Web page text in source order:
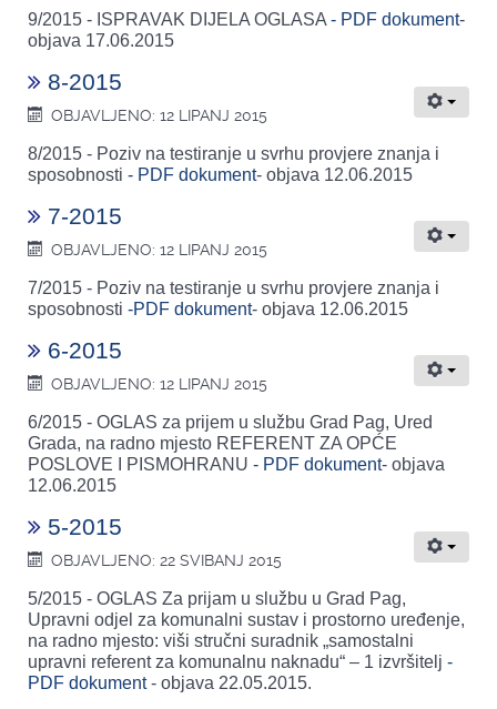
9/2015 - ISPRAVAK DIJELA OGLASA - PDF dokument-
objava 17.06.2015
8-2015
OBJAVLJENO: 12 LIPANJ 2015
8/2015 - Poziv na testiranje u svrhu provjere znanja i
sposobnosti - PDF dokument- objava 12.06.2015
7-2015
OBJAVLJENO: 12 LIPANJ 2015
7/2015 - Poziv na testiranje u svrhu provjere znanja i
sposobnosti -PDF dokument- objava 12.06.2015
6-2015
OBJAVLJENO: 12 LIPANJ 2015
6/2015 - OGLAS za prijem u službu Grad Pag, Ured
Grada, na radno mjesto REFERENT ZA OPĆE
POSLOVE I PISMOHRANU - PDF dokument- objava
12.06.2015
5-2015
OBJAVLJENO: 22 SVIBANJ 2015
5/2015 - OGLAS Za prijam u službu u Grad Pag,
Upravni odjel za komunalni sustav i prostorno uređenje,
na radno mjesto: viši stručni suradnik „samostalni
upravni referent za komunalnu naknadu“ – 1 izvršitelj -
PDF dokument- objava 22.05.2015.